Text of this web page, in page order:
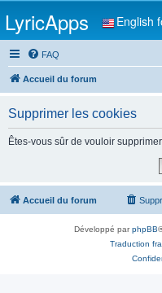
LyricApps English
FAQ
Accueil du forum
Supprimer les cookies
Êtes-vous sûr de vouloir
Accueil du forum
Développé parphpBB
Traduction